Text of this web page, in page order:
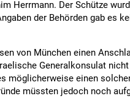
Herrmann. Der Schütze
der Behörden gab es
von München einen
Generalkonsulat
möglicherweise einen
müssten jedoch noch